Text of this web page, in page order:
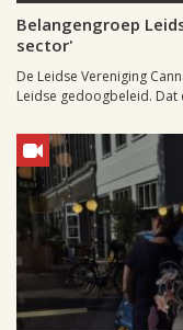
Belangengroep
sector'
De Leidse Vereniging
Leidse gedoogbeleid. Dat